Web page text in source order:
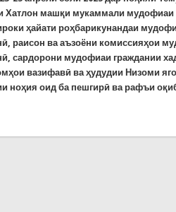
Хатлон машқи мукаммали мудофиаи
ҳайати роҳбарикунандаи
раисон ва аъзоёни комиссияҳои
сардорони мудофиаи граждании
вазифавӣ ва ҳудудии Низоми
ноҳия оид ба пешгирӣ ва рафъи
гражданӣ дар ноҳияи Темурмалик